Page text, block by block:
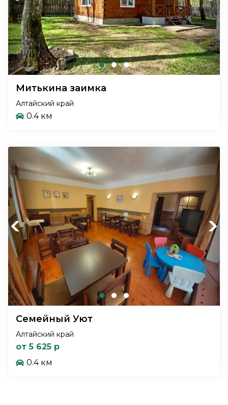
Митькина заимка
Алтайский край
0.4 км
Previous Next
Семейный Уют
Алтайский край
от 5 625 р
0.4 км